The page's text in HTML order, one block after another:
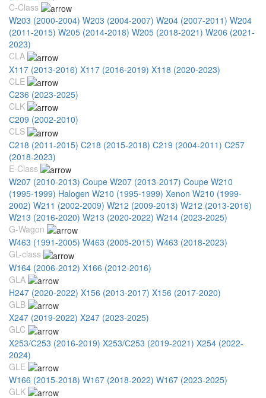
C-Class
W203 (2000-2004) W203 (2004-2007) W204 (2007-2011) W204
(2011-2015) W205 (2014-2018) W205 (2018-2021) W206 (2021-
2023)
CLA
X117 (2013-2016) X117 (2016-2019) X118 (2020-2023)
CLE
C236 (2023-2025)
CLK
С209 (2002-2010)
CLS
C218 (2011-2015) C218 (2015-2018) C219 (2004-2011) C257
(2018-2023)
E-Class
W207 (2010-2013) Coupe W207 (2013-2017) Coupe W210
(1995-1999) Halogen W210 (1995-1999) Xenon W210 (1999-
2002) W211 (2002-2009) W212 (2009-2013) W212 (2013-2016)
W213 (2016-2020) W213 (2020-2022) W214 (2023-2025)
G-Wagon
W463 (1991-2005) W463 (2005-2015) W463 (2018-2023)
GL-class
W164 (2006-2012) X166 (2012-2016)
GLA
H247 (2020-2022) X156 (2013-2017) X156 (2017-2020)
GLB
X247 (2019-2022) X247 (2023-2025)
GLC
X253/С253 (2016-2019) X253/С253 (2019-2021) X254 (2022-
2024)
GLE
W166 (2015-2018) W167 (2018-2022) W167 (2023-2025)
GLK